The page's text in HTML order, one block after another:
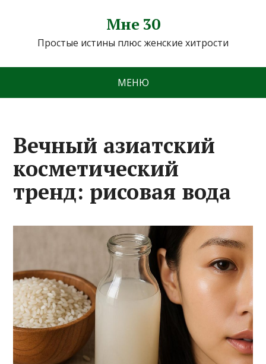
Мне 30
Простые истины плюс женские хитрости
МЕНЮ
Вечный азиатский
косметический
тренд: рисовая вода